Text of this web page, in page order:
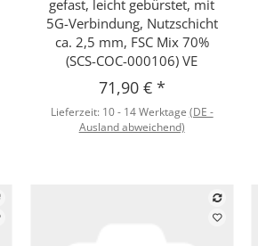
gefast, leicht gebürstet, mit
5G-Verbindung, Nutzschicht
ca. 2,5 mm, FSC Mix 70%
(SCS-COC-000106) VE
71,90 € *
Lieferzeit: 10 - 14 Werktage (DE -
Ausland abweichend)